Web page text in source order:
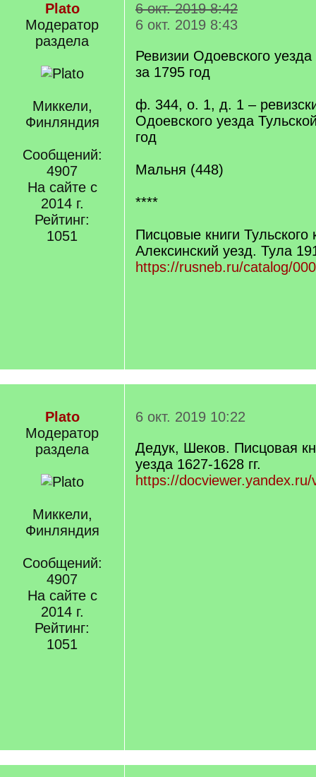
Plato
Модератор
раздела
Миккели,
Финляндия
Сообщений:
4907
На сайте с
2014 г.
Рейтинг:
1051
6 окт. 2019 8:42
6 окт. 2019 8:43
Ревизии Одоевского уезда
за 1795 год
ф. 344, о. 1, д. 1 –
Одоевского уезда
год
Мальня (448)
****
Писцовые книги Тульского
Алексинский уезд. Тула
https://rusneb.ru/catalog/
Plato
Модератор
раздела
Миккели,
Финляндия
Сообщений:
4907
На сайте с
2014 г.
Рейтинг:
1051
6 окт. 2019 10:22
Дедук, Шеков. Писцовая
уезда 1627-1628 гг.
https://